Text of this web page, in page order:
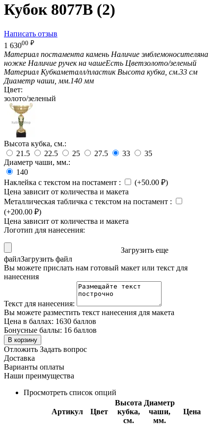
Кубок 8077B (2)
Написать отзыв
1 63000 ₽
Материал постамента камень Наличие эмблемоносителяна
ножке Наличие ручек на чашеЕсть Цветзолото/зеленый
Материал Кубкаметалл/пластик Высота кубка, см.33 см
Диаметр чаши, мм.140 мм
Цвет:
золото/зеленый
Высота кубка, см.:
21.5
22.5 25 27.5 33
35
Диаметр чаши, мм.:
140
Наклейка с текстом на постамент : (+50.00 ₽)
Цена зависит от количества и макета
Металлическая табличка с текстом на постамент :
(+200.00 ₽)
Цена зависит от количества и макета
Логотип для нанесения:
Загрузить еще
файлЗагрузить файл
Вы можете прислать нам готовый макет или текст для
нанесения
Текст для нанесения:
Вы можете разместить текст нанесения для макета
Цена в баллах: 1630 баллов
Бонусные баллы: 16 баллов
В корзину
Отложить Задать вопрос
Доставка
Варианты оплаты
Наши преимущества
Просмотреть список опций
Артикул Цвет
Высота
кубка,
см.
Диаметр
чаши,
мм.
Цена